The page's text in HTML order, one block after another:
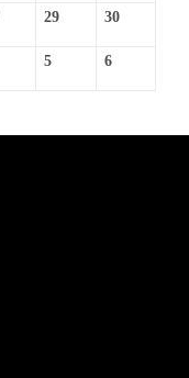
29 30
5 6